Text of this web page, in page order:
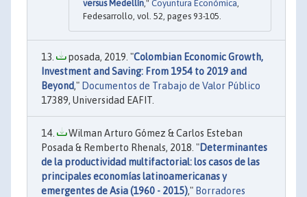
versus Medellín ," Coyuntura Económica
Fedesarrollo, vol. 52, pages 93-105.
posada, 2019. "Colombian Economic Growth,
Investment and Saving: From 1954 to 2019 and
Beyond," Documentos de Trabajo de Valor Público
17389, Universidad EAFIT.
Wilman Arturo Gómez & Carlos Esteban
Posada & Remberto Rhenals, 2018. "Determinantes
de la productividad multifactorial: los casos de las
principales economías latinoamericanas y
emergentes de Asia (1960 - 2015)," Borradores